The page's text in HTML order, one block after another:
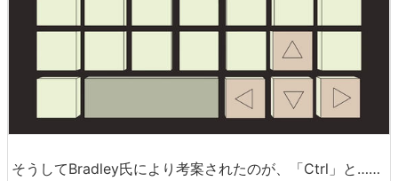
そうしてBradley氏により考案されたのが、「Ctrl」と……